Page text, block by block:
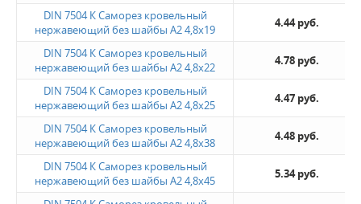
DIN 7504 К Саморез кровельный
нержавеющий без шайбы А2 4,8х19
4.44 руб.
DIN 7504 К Саморез кровельный
нержавеющий без шайбы А2 4,8х22
4.78 руб.
DIN 7504 К Саморез кровельный
нержавеющий без шайбы А2 4,8х25
4.47 руб.
DIN 7504 К Саморез кровельный
нержавеющий без шайбы А2 4,8х38
4.48 руб.
DIN 7504 К Саморез кровельный
нержавеющий без шайбы А2 4,8х45
5.34 руб.